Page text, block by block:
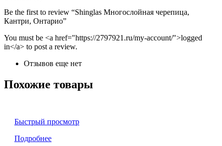
Be the first to review “Shinglas Многослойная черепица,
Кантри, Онтарио”
You must be <a href="https://2797921.ru/my-account/">logged
in</a> to post a review.
Отзывов еще нет
Похожие товары
Быстрый просмотр
Подробнее